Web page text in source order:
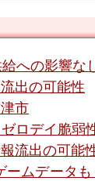
への影響な
出の可能性
市
ロデイ脆弱
流出の可能
ムデータ